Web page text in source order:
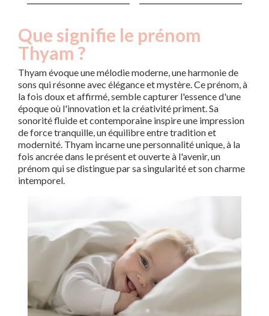
Que signifie le prénom
Thyam ?
Thyam évoque une mélodie moderne, une harmonie de
sons qui résonne avec élégance et mystère. Ce prénom, à
la fois doux et affirmé, semble capturer l'essence d'une
époque où l'innovation et la créativité priment. Sa
sonorité fluide et contemporaine inspire une impression
de force tranquille, un équilibre entre tradition et
modernité. Thyam incarne une personnalité unique, à la
fois ancrée dans le présent et ouverte à l'avenir, un
prénom qui se distingue par sa singularité et son charme
intemporel.